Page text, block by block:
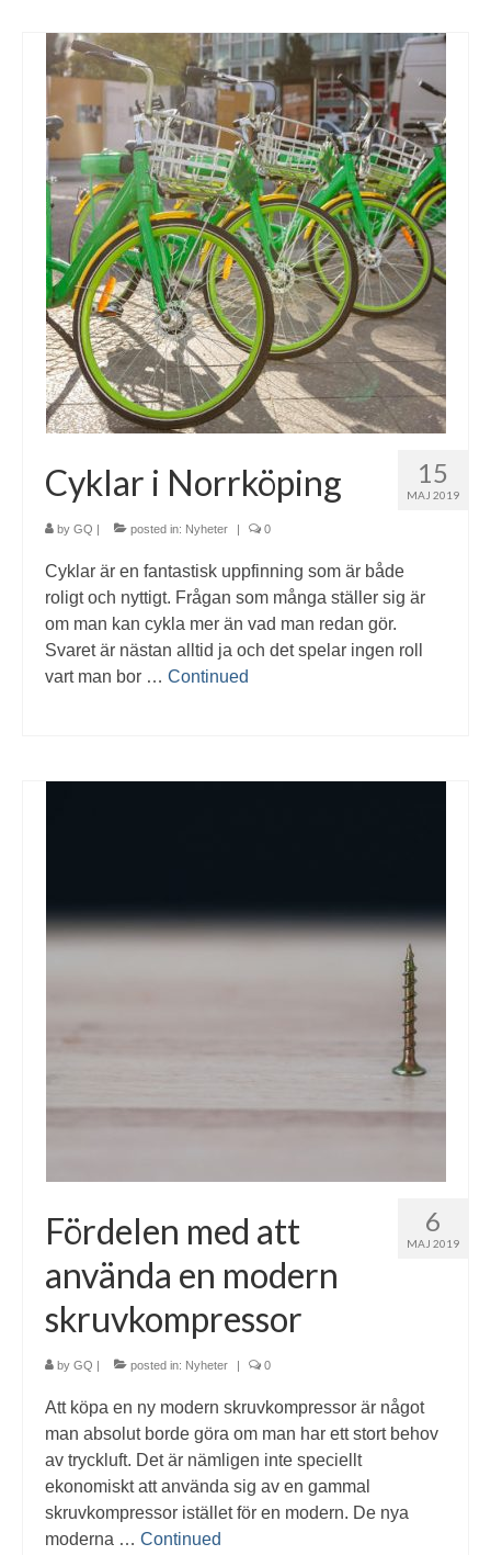
15
MAJ 2019
Cyklar i Norrköping
by GQ | posted in: Nyheter | 0
Cyklar är en fantastisk uppfinning som är både
roligt och nyttigt. Frågan som många ställer sig är
om man kan cykla mer än vad man redan gör.
Svaret är nästan alltid ja och det spelar ingen roll
vart man bor … Continued
6
MAJ 2019
Fördelen med att
använda en modern
skruvkompressor
by GQ | posted in: Nyheter | 0
Att köpa en ny modern skruvkompressor är något
man absolut borde göra om man har ett stort behov
av tryckluft. Det är nämligen inte speciellt
ekonomiskt att använda sig av en gammal
skruvkompressor istället för en modern. De nya
moderna … Continued